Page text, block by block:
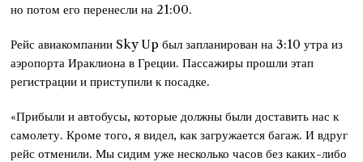
но потом его перенесли на 21:00.
Рейс авиакомпании Sky Up был запланирован на 3:10 утра из
аэропорта Ираклиона в Греции. Пассажиры прошли этап
регистрации и приступили к посадке.
«Прибыли и автобусы, которые должны были доставить нас к
самолету. Кроме того, я видел, как загружается багаж. И вдруг
рейс отменили. Мы сидим уже несколько часов без каких-либо